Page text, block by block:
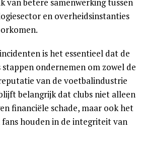
en overheidsinstanties
is het essentieel dat de
ondernemen om zowel de
van de voetbalindustrie
belangrijk dat clubs niet alleen
financiële schade, maar ook het
houden in de integriteit van